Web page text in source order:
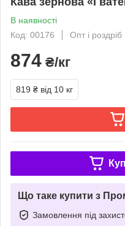
В наявності
Код: 00176
Опт і роздріб
874 ₴/кг
819 ₴ від 10 кг
Що таке купити з
Замовлення під